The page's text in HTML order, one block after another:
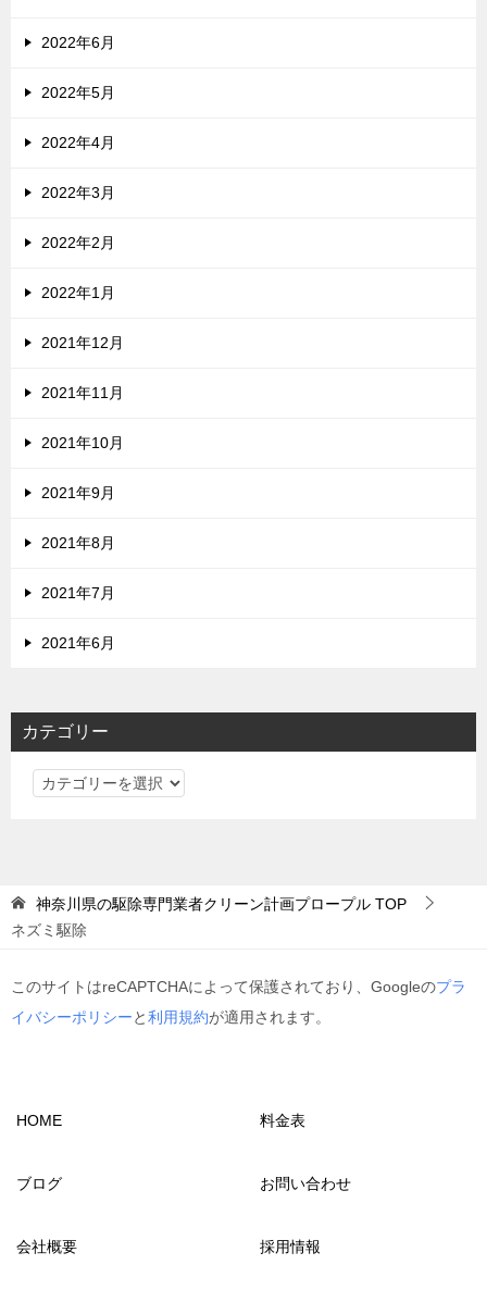
2022年6月
2022年5月
2022年4月
2022年3月
2022年2月
2022年1月
2021年12月
2021年11月
2021年10月
2021年9月
2021年8月
2021年7月
2021年6月
カテゴリー
カ
神奈川県の駆除専門業者クリーン計画プロープル TOP
ネズミ駆除
このサイトはreCAPTCHAによって保護されており、Googleのプラ
イバシーポリシーと利用規約が適用されます。
HOME 料金表
ブログ お問い合わせ
会社概要 採用情報